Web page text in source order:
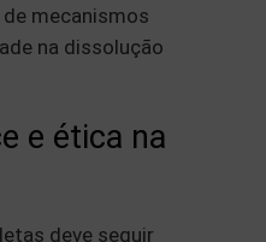
mecanismos
na dissolução
e ética na
deve seguir